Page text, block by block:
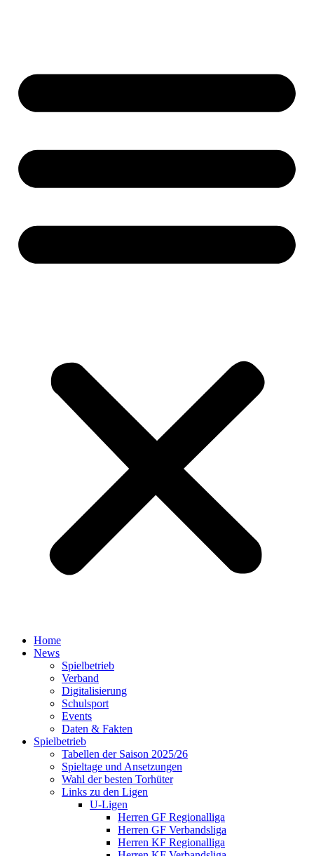
Home
News
Spielbetrieb
Verband
Digitalisierung
Schulsport
Events
Daten & Fakten
Spielbetrieb
Tabellen der Saison 2025/26
Spieltage und Ansetzungen
Wahl der besten Torhüter
Links zu den Ligen
U-Ligen
Herren GF Regionalliga
Herren GF Verbandsliga
Herren KF Regionalliga